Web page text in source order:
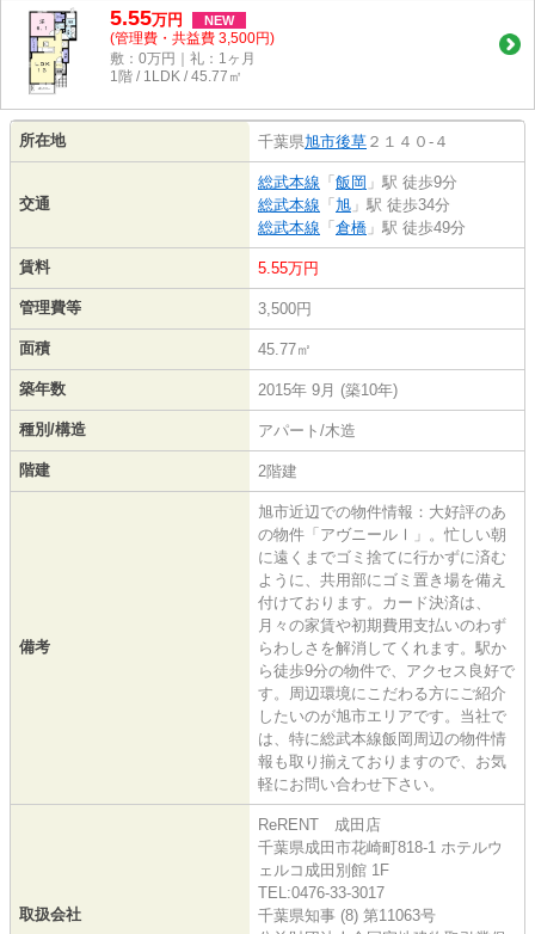
5.55万円 NEW
(管理費・共益費 3,500円)
敷：0万円｜礼：1ヶ月
1階 / 1LDK / 45.77㎡
所在地 千葉県旭市後草 ２１４０-４
交通
総武本線 「飯岡 」駅 徒歩9分
総武本線 「旭 」駅 徒歩34分
総武本線 「倉橋 」駅 徒歩49分
賃料 5.55万円
管理費等 3,500円
面積 45.77㎡
築年数 2015年 9月 (築10年)
種別/構造 アパート/木造
階建 2階建
備考
旭市近辺での物件情報：大好評のあ
の物件「アヴニールⅠ」。忙しい朝
に遠くまでゴミ捨てに行かずに済む
ように、共用部にゴミ置き場を備え
付けております。カード決済は、
月々の家賃や初期費用支払いのわず
らわしさを解消してくれます。駅か
ら徒歩9分の物件で、アクセス良好で
す。周辺環境にこだわる方にご紹介
したいのが旭市エリアです。当社で
は、特に総武本線飯岡周辺の物件情
報も取り揃えておりますので、お気
軽にお問い合わせ下さい。
取扱会社
ReRENT 成田店
千葉県成田市花崎町818-1 ホテルウ
ェルコ成田別館 1F
TEL:0476-33-3017
千葉県知事 (8) 第11063号